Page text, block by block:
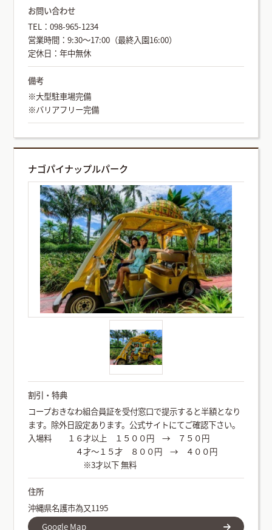
お問い合わせ
TEL：098-965-1234
営業時間：9:30～17:00（最終入園16:00）
定休日：年中無休
備考
※大型駐車場完備
※バリアフリー完備
ナゴパイナップルパーク
割引・特典
コープおきなわ組合員証を受付窓口で提示すると半額となり
ます。除外日設定あります。公式サイトにてご確認下さい。
入場料 １６才以上 １５００円 → ７５０円
４才～１５才 ８００円 → ４００円
※3才以下 無料
住所
沖縄県名護市為又1195
Google Map